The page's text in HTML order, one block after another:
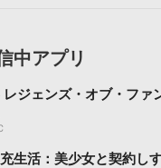
中アプリ
レジェンズ・オブ・ファ
生活：美少女と契約し